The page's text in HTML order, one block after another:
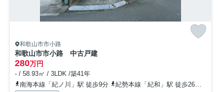
和歌山市市小路
和歌山市市小路 中古戸建
280万円
- / 58.93㎡ / 3LDK /築41年
南海本線「紀ノ川」駅 徒歩9分
紀勢本線「紀和」駅 徒歩26分